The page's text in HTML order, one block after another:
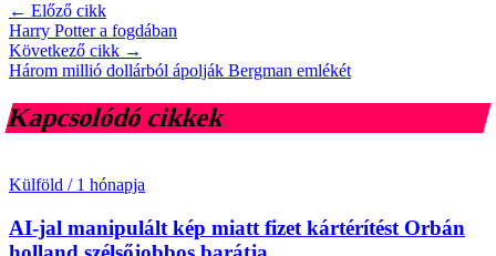
← Előző cikk
Harry Potter a fogdában
Következő cikk →
Három millió dollárból ápolják Bergman emlékét
Kapcsolódó cikkek
Külföld / 1 hónapja
AI-jal manipulált kép miatt fizet kártérítést Orbán